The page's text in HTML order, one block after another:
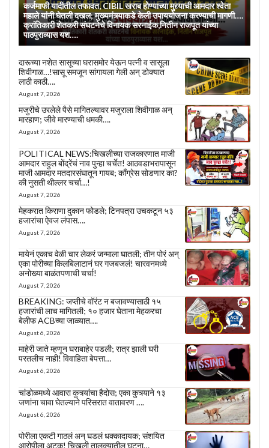
कर्जमाफी यादीतील तफावत, CIBIL खराब होण्याच्या मुद्द्याची आमदार श्वेता
महाले यांनी घेतली दखल; मुख्यमंत्र्याकडे केली उपाययोजना करण्याची मागणी….
क्रांतिकारी शेतकरी संघटनेचे विनायक सरनाईक,नितीन राजपूत यांच्या
पाठपुराव्यास यश….
दारूच्या नशेत सासूच्या घरासमोर येऊन पत्नी व सासूला
शिवीगाळ…!सासू समजून सांगायला गेली अन् डोक्यात
लाठी काठी….
August 7, 2026
मजुरीचे उरलेले पैसे मागितल्यावर मजुराला शिवीगाळ अन्
मारहाण; जीवे मारण्याची धमकी….
August 7, 2026
POLITICAL NEWS:चिखलीच्या राजकारणात माजी
आमदार राहुल बोंद्रेंचं नाव पुन्हा चर्चेत! आठवडाभरापासून
माजी आमदार मतदारसंघातून गायब; काँग्रेस सोडणार का?
की नुसती थील्लर चर्चा…!
August 7, 2026
मेहकरात किराणा दुकान फोडले; टिनपत्रा उचकटून ५३
हजारांचा ऐवज लंपास….
August 7, 2026
मायेनं एकाच वेळी चार लेकरं जन्माला घातली; तीन पोरं अन्
एका पोरीच्या किलबिलाटानं घर गजबजलं! चारवनमध्ये
अनोख्या बाळंतपणाची चर्चा!
August 7, 2026
BREAKING: जप्तीचे वॉरंट न बजावण्यासाठी १५
हजारांची लाच मागितली; १० हजार घेताना मेहकरचा
बेलीफ ACBच्या जाळ्यात….
August 6, 2026
माहेरी जाते म्हणून घराबाहेर पडली; रात्र झाली घरी
परतलीच नाही! विवाहिता बेपत्ता…
August 6, 2026
चांडोळमध्ये आवारा कुत्र्यांचा हैदोस; एका कुत्र्याने १३
जणांना चावा घेतल्याने परिसरात वातावरण ….
August 6, 2026
पोरीला एकटी गाठलं अन् घडलं धक्कादायक; संशयित
आरोपीला अटक! चिखली तालुक्यातील घटना…